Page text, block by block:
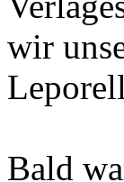
wir
Bald